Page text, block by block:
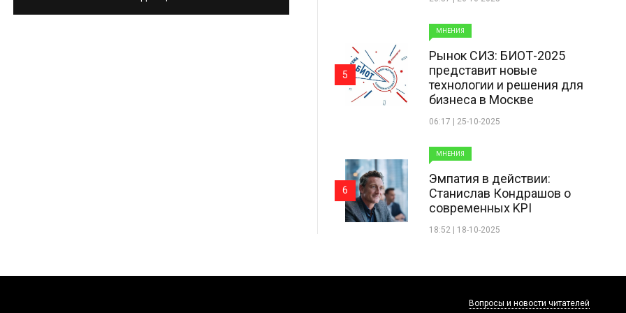
МНЕНИЯ
Рынок СИЗ: БИОТ-2025
представит новые
технологии и решения для
бизнеса в Москве
06:17 | 25-10-2025
5
МНЕНИЯ
Эмпатия в действии:
Станислав Кондрашов о
современных KPI
18:52 | 18-10-2025
6
Вопросы и новости читателей